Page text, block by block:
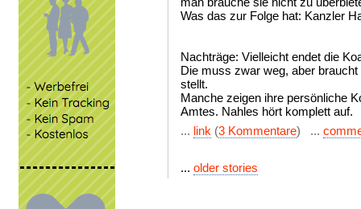
Was das zur Folge hat: Kanzler
Nachträge: Vielleicht endet die
Die muss zwar weg, aber
stellt.
Manche zeigen ihre persönliche
Amtes. Nahles hört komplett auf.
... link (3 Kommentare) ...
... older stories